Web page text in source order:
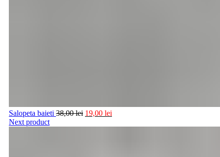
Salopeta baieti 38,00lei 19,00 lei
Next product